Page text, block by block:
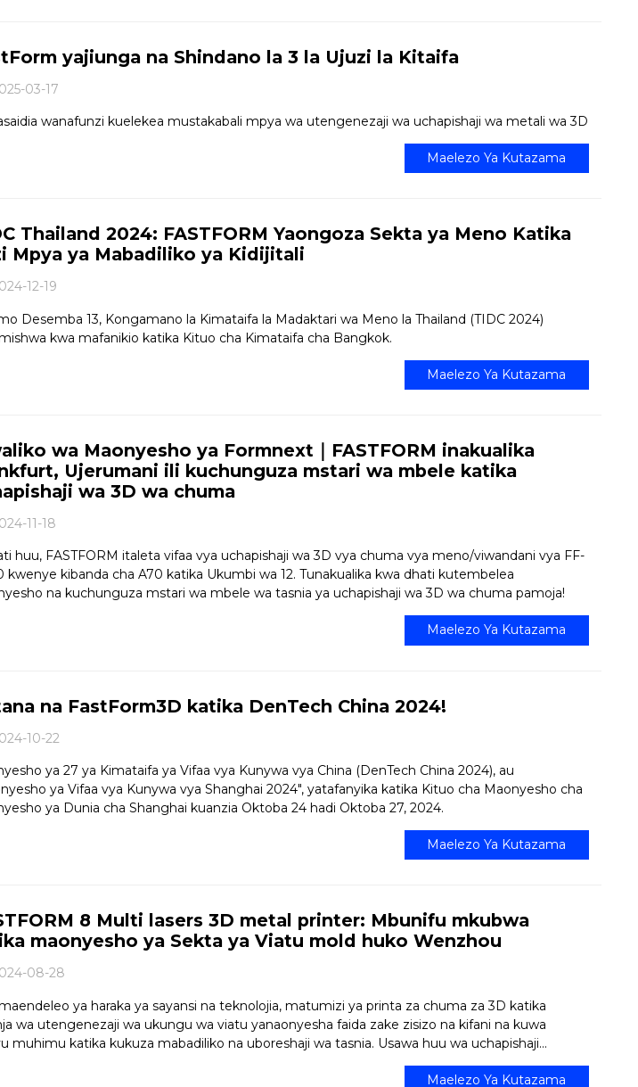
yajiunga na Shindano la 3 la Ujuzi la Kitaifa
03-17
wanafunzi kuelekea mustakabali mpya wa utengenezaji wa uchapishaji wa metali wa 3D
Maelezo Ya Kutazama
Thailand 2024: FASTFORM Yaongoza Sekta ya Meno Katika
Mpya ya Mabadiliko ya Kidijitali
12-19
Desemba 13, Kongamano la Kimataifa la Madaktari wa Meno la Thailand (TIDC 2024)
kwa mafanikio katika Kituo cha Kimataifa cha Bangkok.
Maelezo Ya Kutazama
wa Maonyesho ya Formnext｜FASTFORM inakualika
Ujerumani ili kuchunguza mstari wa mbele katika
wa 3D wa chuma
11-18
huu, FASTFORM italeta vifaa vya uchapishaji wa 3D vya chuma vya meno/viwandani vya FF-
kwenye kibanda cha A70 katika Ukumbi wa 12. Tunakualika kwa dhati kutembelea
na kuchunguza mstari wa mbele wa tasnia ya uchapishaji wa 3D wa chuma pamoja!
Maelezo Ya Kutazama
na FastForm3D katika DenTech China 2024!
10-22
ya 27 ya Kimataifa ya Vifaa vya Kunywa vya China (DenTech China 2024), au
ya Vifaa vya Kunywa vya Shanghai 2024", yatafanyika katika Kituo cha Maonyesho cha
ya Dunia cha Shanghai kuanzia Oktoba 24 hadi Oktoba 27, 2024.
Maelezo Ya Kutazama
8 Multi lasers 3D metal printer: Mbunifu mkubwa
maonyesho ya Sekta ya Viatu mold huko Wenzhou
08-28
ya haraka ya sayansi na teknolojia, matumizi ya printa za chuma za 3D katika
wa utengenezaji wa ukungu wa viatu yanaonyesha faida zake zisizo na kifani na kuwa
muhimu katika kukuza mabadiliko na uboreshaji wa tasnia. Usawa huu wa uchapishaji...
Maelezo Ya Kutazama